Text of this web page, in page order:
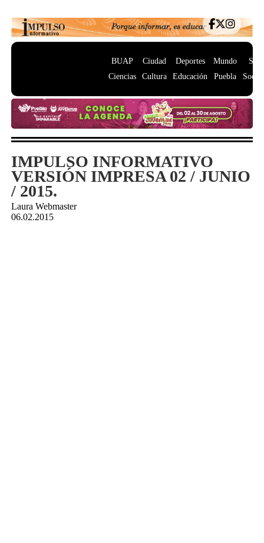
BUAP
Ciencias
Ciudad
Cultura
Deportes
Educación
Mundo
Puebla
IMPULSO INFORMATIVO
VERSIÓN IMPRESA 02 / JUNIO
/ 2015.
Laura Webmaster
06.02.2015